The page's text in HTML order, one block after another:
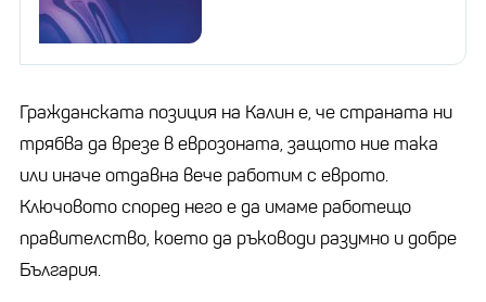
Гражданската позиция на Калин е, че страната ни
трябва да врезе в еврозоната, защото ние така
или иначе отдавна вече работим с еврото.
Ключовото според него е да имаме работещо
правителство, което да ръководи разумно и добре
България.